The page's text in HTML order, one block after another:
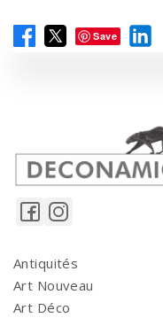
Save
Antiquités
Art Nouveau
Art Déco